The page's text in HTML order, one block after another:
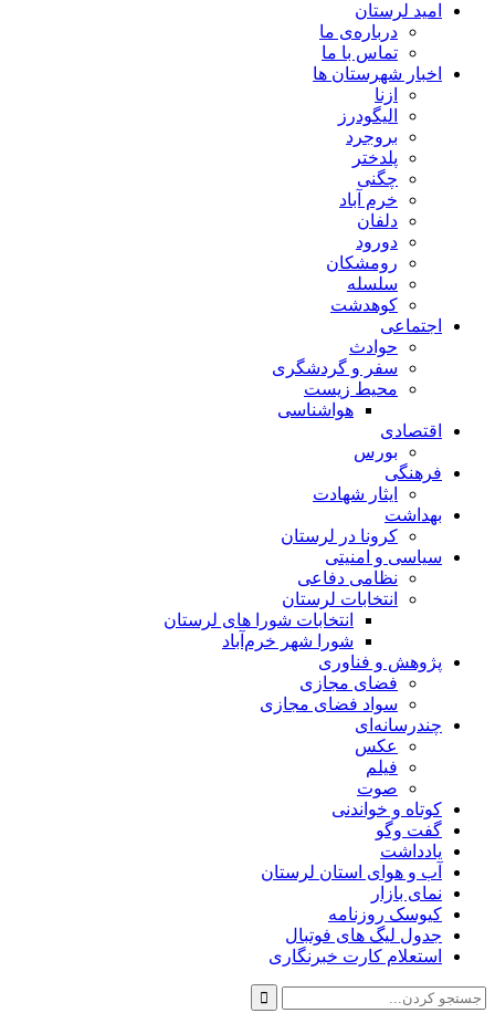
امید لرستان
درباره‌ی ما
تماس با ما
اخبار شهرستان ها
ازنا
الیگودرز
بروجرد
پلدختر
چگنی
خرم آباد
دلفان
دورود
رومشکان
سلسله
کوهدشت
اجتماعی
حوادث
سفر و گردشگری
محیط زیست
هواشناسی
اقتصادی
بورس
فرهنگی
ایثار شهادت
بهداشت
کرونا در لرستان
سیاسی و امنیتی
نظامی دفاعی
انتخابات لرستان
انتخابات شورا های لرستان
شورا شهر خرم‌آباد
پژوهش و فناوری
فضای مجازی
سواد فضای مجازی
چندرسانه‌ای
عكس
فیلم
صوت
کوتاه و خواندنی
گفت وگو
یادداشت
آب و هوای استان لرستان
نمای بازار
کیوسک روزنامه
جدول لیگ های فوتبال
استعلام کارت خبرنگاری